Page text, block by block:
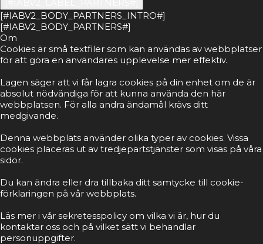
[#IABV2_BODY_PARTNERS_INTRO#]
[#IABV2_BODY_PARTNERS#]
Om
Cookies är små textfiler som kan användas av webbplatser
för att göra en användares upplevelse mer effektiv.
Lagen säger att vi får lagra cookies på din enhet om de är
absolut nödvändiga för att kunna använda den här
webbplatsen. För alla andra ändamål krävs ditt
medgivande.
Denna webbplats använder olika typer av cookies. Vissa
cookies placeras ut av tredjepartstjänster som visas på våra
sidor.
Du kan ändra eller dra tillbaka ditt samtycke till cookie-
förklaringen på vår webbplats.
Läs mer i vår sekretesspolicy om vilka vi är, hur du
kontaktar oss och på vilket sätt vi behandlar
personuppgifter.